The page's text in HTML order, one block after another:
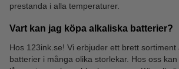
prestanda i alla temperaturer.
Vart kan jag köpa alkaliska batterier?
Hos 123ink.se! Vi erbjuder ett brett sortiment
batterier i många olika storlekar. Hos oss